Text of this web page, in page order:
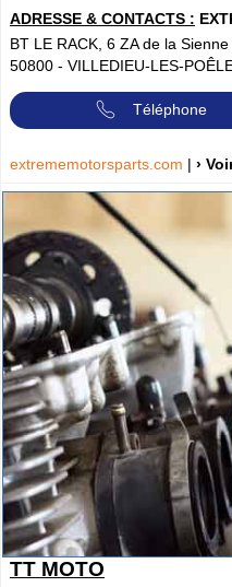
ADRESSE & CONTACTS :
BT LE RACK, 6 ZA de la Sienne
50800 - VILLEDIEU-LES-
Téléphone
extrememotorsparts.com | ›
TT MOTO